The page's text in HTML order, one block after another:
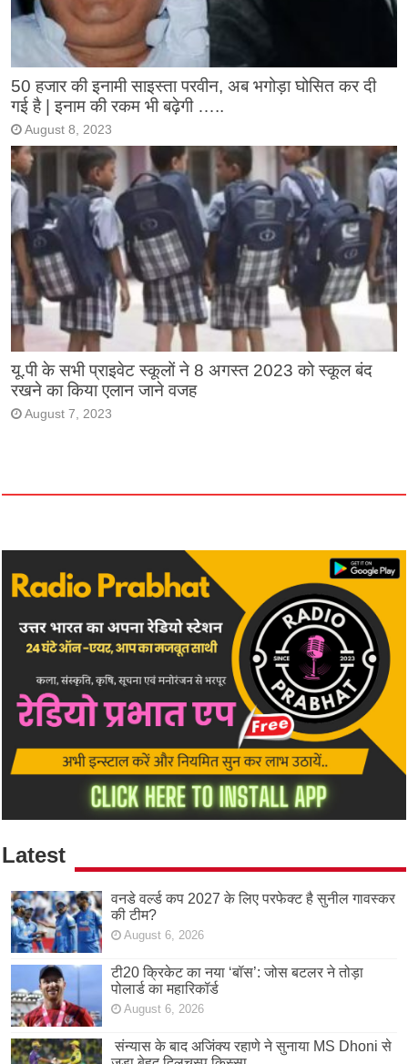
50 हजार की इनामी साइस्ता परवीन, अब भगोड़ा घोसित कर दी
गई है | इनाम की रकम भी बढ़ेगी …..
August 8, 2023
यू.पी के सभी प्राइवेट स्कूलों ने 8 अगस्त 2023 को स्कूल बंद
रखने का किया एलान जाने वजह
August 7, 2023
Latest
वनडे वर्ल्ड कप 2027 के लिए परफेक्ट है सुनील गावस्कर
की टीम?
August 6, 2026
टी20 क्रिकेट का नया ‘बॉस’: जोस बटलर ने तोड़ा
पोलार्ड का महारिकॉर्ड
August 6, 2026
संन्यास के बाद अजिंक्‍य रहाणे ने सुनाया MS Dhoni से